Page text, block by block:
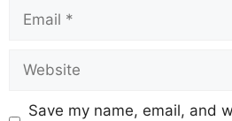
Save my name, email, and